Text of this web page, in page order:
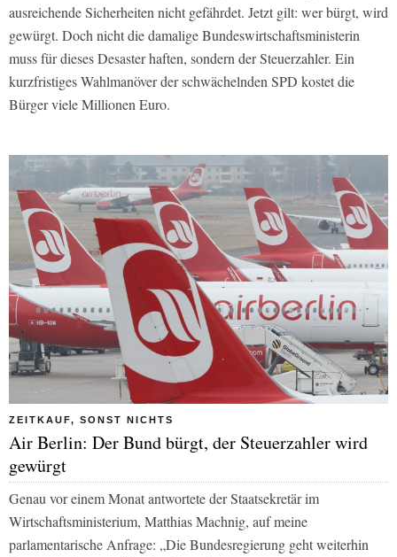
ausreichende Sicherheiten nicht gefährdet. Jetzt gilt: wer bürgt, wird
gewürgt. Doch nicht die damalige Bundeswirtschaftsministerin
muss für dieses Desaster haften, sondern der Steuerzahler. Ein
kurzfristiges Wahlmanöver der schwächelnden SPD kostet die
Bürger viele Millionen Euro.
ZEITKAUF, SONST NICHTS
Air Berlin: Der Bund bürgt, der Steuerzahler wird
gewürgt
Genau vor einem Monat antwortete der Staatsekretär im
Wirtschaftsministerium, Matthias Machnig, auf meine
parlamentarische Anfrage: „Die Bundesregierung geht weiterhin